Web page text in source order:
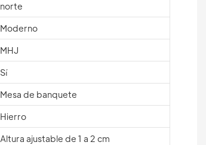
norte
Moderno
MHJ
Sí
Mesa de banquete
Hierro
Altura ajustable de 1 a 2 cm